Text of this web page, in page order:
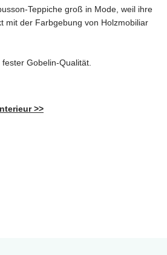
Teppiche groß in Mode, weil ihre
mit der Farbgebung von Holzmobiliar
Gobelin-Qualität.
>>